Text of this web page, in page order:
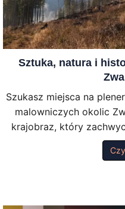
Sztuka, natura i
Szukasz miejsca na
malowniczych okolic
krajobraz, który